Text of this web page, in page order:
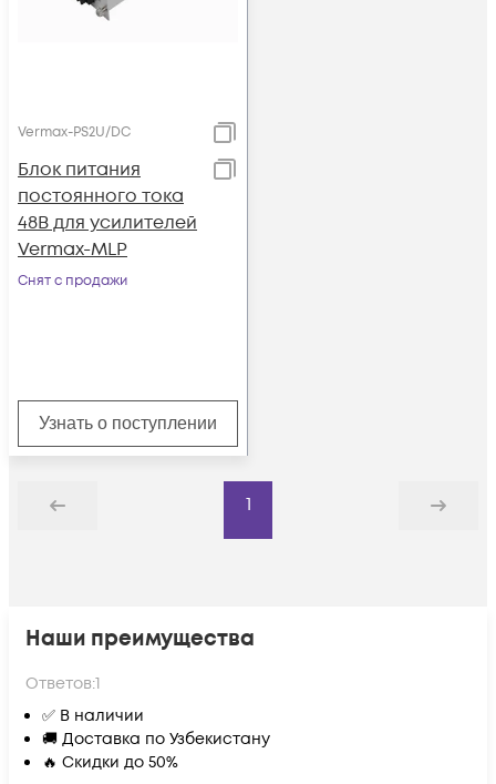
Vermax-PS2U/DC
Блок питания
постоянного тока
48В для усилителей
Vermax-MLP
Снят с продажи
Узнать о поступлении
Назад
1
Дальше
Наши преимущества
Ответов:1
✅ В наличии
🚚 Доставка по Узбекистану
🔥 Скидки до 50%